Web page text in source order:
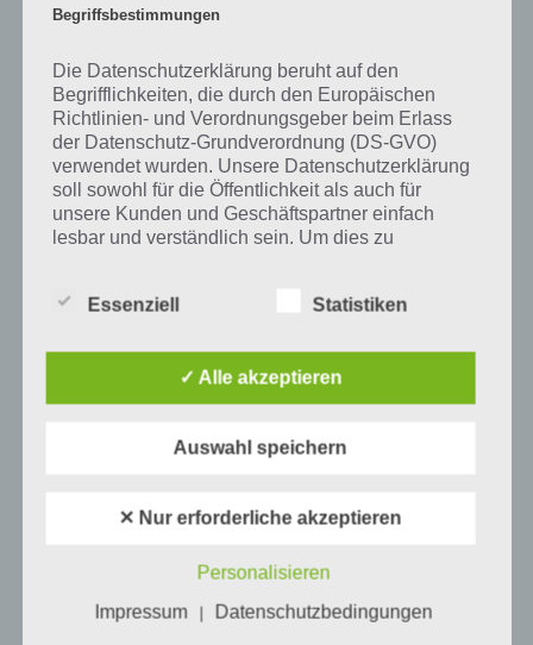
Auf WhatsApp teilen Teilen auf Facebook
Tweet auf Twitter
Mehr Artikel hier auf Touchportal
Begriffsbestimmungen
Die Datenschutzerklärung beruht auf den
Begrifflichkeiten, die durch den Europäischen
Richtlinien- und Verordnungsgeber beim Erlass
der Datenschutz-Grundverordnung (DS-GVO)
verwendet wurden. Unsere Datenschutzerklärung
soll sowohl für die Öffentlichkeit als auch für
unsere Kunden und Geschäftspartner einfach
lesbar und verständlich sein. Um dies zu
unter anderem die folgenden Begriffe:
a) personenbezogene Daten
Informationen, die sich auf eine identifizierte
Folgenden „betroffene Person") beziehen.
Person angesehen, die direkt oder indirekt,
Essenziell Statistiken
✓ Alle akzeptieren
Auswahl speichern
✕ Nur erforderliche akzeptieren
Personalisieren
Impressum
| Datenschutzbedingungen